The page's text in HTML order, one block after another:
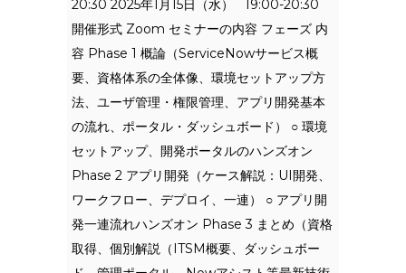
20:30 2025年1月15日（水） 19:00-20:30
開催形式 Zoom セミナーの内容 フェーズ 内
容 Phase 1 概論（ServiceNowサービス概
要、資格体系の全体像、環境セットアップ方
法、ユーザ管理・権限管理、アプリ開発基本
の流れ、ポータル・ダッシュボード） ○ 環境
セットアップ、開発ポータルのハンズオン
Phase 2 アプリ開発（ケース解説：UI開発、
ワークフロー、デプロイ、一連） ○ アプリ開
発一連流れハンズオン Phase 3 まとめ（資格
取得、個別解説（ITSM概要、ダッシュボー